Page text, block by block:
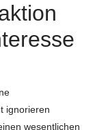
ignorieren
wesentlichen